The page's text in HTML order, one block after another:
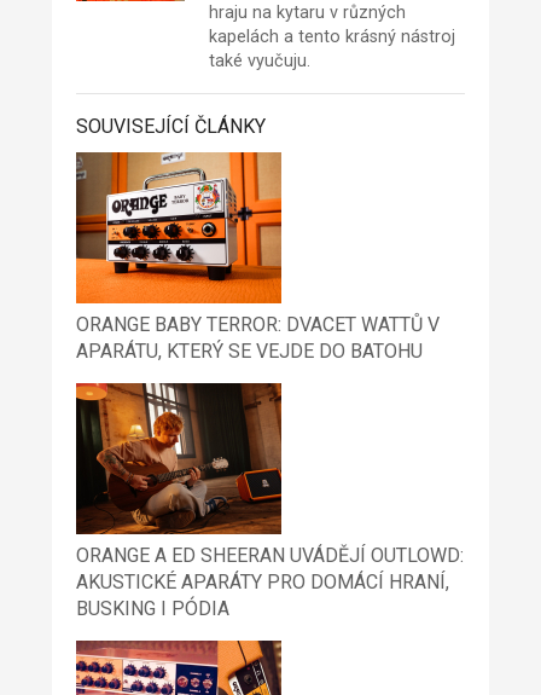
hraju na kytaru v různých
kapelách a tento krásný nástroj
také vyučuju.
SOUVISEJÍCÍ ČLÁNKY
ORANGE BABY TERROR: DVACET WATTŮ V
APARÁTU, KTERÝ SE VEJDE DO BATOHU
ORANGE A ED SHEERAN UVÁDĚJÍ OUTLOWD:
AKUSTICKÉ APARÁTY PRO DOMÁCÍ HRANÍ,
BUSKING I PÓDIA